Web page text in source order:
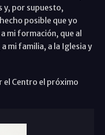
y, por supuesto,
posible que yo
mi formación, que al
mi familia, a la Iglesia y
el Centro el próximo